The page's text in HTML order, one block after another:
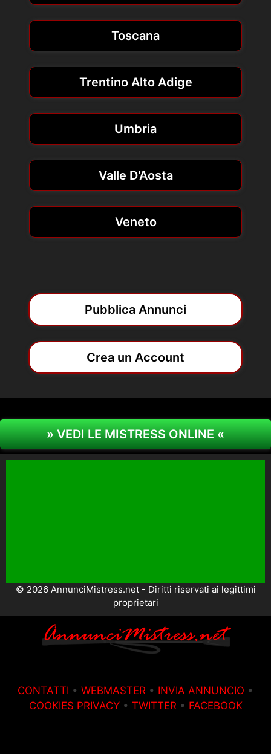
Toscana
Trentino Alto Adige
Umbria
Valle D'Aosta
Veneto
Pubblica Annunci
Crea un Account
» VEDI LE MISTRESS ONLINE «
© 2026 AnnunciMistress.net - Diritti riservati ai legittimi
proprietari
CONTATTI • WEBMASTER • INVIA ANNUNCIO •
COOKIES PRIVACY• TWITTER• FACEBOOK